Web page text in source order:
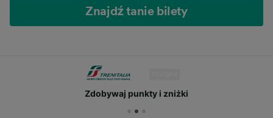
Znajdź tanie bilety
Zdobywaj punkty i zniżki